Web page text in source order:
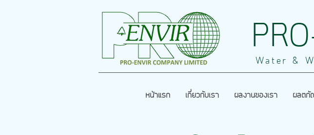
Water &
หน้าแรก เกี่ยวกับเรา ผลงานของเรา ผลิตภั